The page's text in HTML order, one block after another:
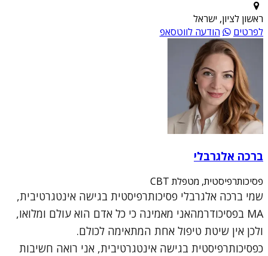
ראשון לציון, ישראל
לפרטים
הודעה לווטסאפ
ברכה אלגרבלי
פסיכותרפיסטית, מטפלת CBT
שמי ברכה אלגרבלי פסיכותרפיסטית בגישה אינטגרטיבית,
MA בפסיכודרמהאני מאמינה כי כל אדם הוא עולם ומלואו,
ולכן אין שיטת טיפול אחת המתאימה לכולם.
כפסיכותרפיסטית בגישה אינטגרטיבית, אני רואה חשיבות